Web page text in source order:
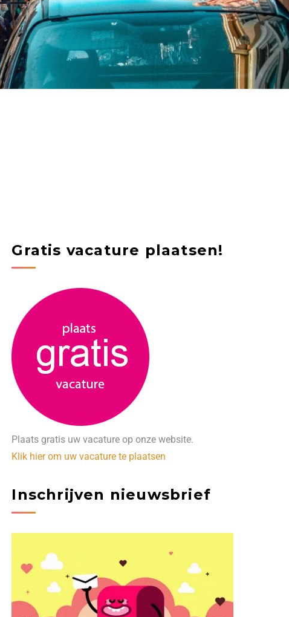
Gratis vacature plaatsen!
Plaats gratis uw vacature op onze website.
Klik hier om uw vacature te plaatsen
Inschrijven nieuwsbrief